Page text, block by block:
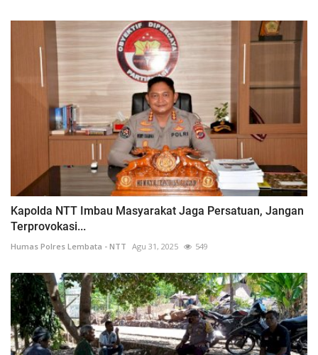
Kapolda NTT Imbau Masyarakat Jaga Persatuan, Jangan
Terprovokasi...
Humas Polres Lembata - NTT Agu 31, 2025 549